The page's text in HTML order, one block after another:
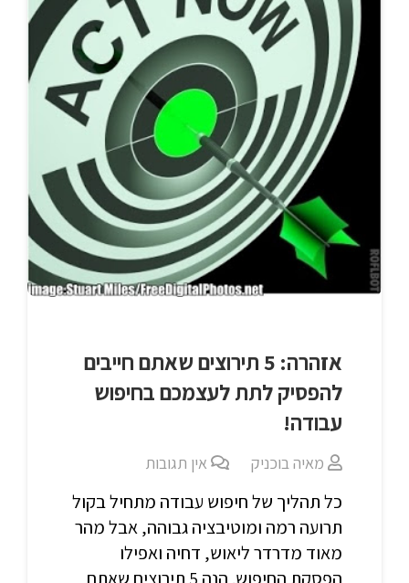
אזהרה: 5 תירוצים שאתם חייבים
להפסיק לתת לעצמכם בחיפוש
עבודה!
מאיה בוכניק אין תגובות
כל תהליך של חיפוש עבודה מתחיל בקול
תרועה רמה ומוטיבציה גבוהה, אבל מהר
מאוד מדרדר ליאוש, דחיה ואפילו